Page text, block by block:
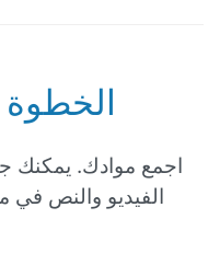
الخطوة 1 — أضِف ملفاتك
اجمع موادك. يمكنك
الفيديو والنص